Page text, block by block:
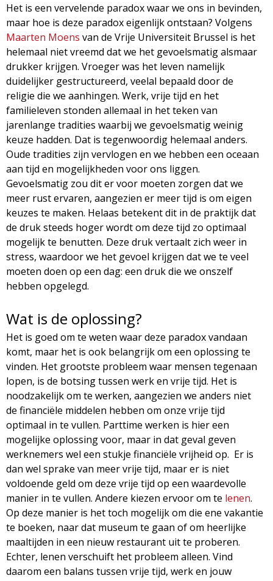
Het is een vervelende paradox waar we ons in bevinden,
maar hoe is deze paradox eigenlijk ontstaan? Volgens
Maarten Moens van de Vrije Universiteit Brussel is het
helemaal niet vreemd dat we het gevoelsmatig alsmaar
drukker krijgen. Vroeger was het leven namelijk
duidelijker gestructureerd, veelal bepaald door de
religie die we aanhingen. Werk, vrije tijd en het
familieleven stonden allemaal in het teken van
jarenlange tradities waarbij we gevoelsmatig weinig
keuze hadden. Dat is tegenwoordig helemaal anders.
Oude tradities zijn vervlogen en we hebben een oceaan
aan tijd en mogelijkheden voor ons liggen.
Gevoelsmatig zou dit er voor moeten zorgen dat we
meer rust ervaren, aangezien er meer tijd is om eigen
keuzes te maken. Helaas betekent dit in de praktijk dat
de druk steeds hoger wordt om deze tijd zo optimaal
mogelijk te benutten. Deze druk vertaalt zich weer in
stress, waardoor we het gevoel krijgen dat we te veel
moeten doen op een dag: een druk die we onszelf
hebben opgelegd.
Wat is de oplossing?
Het is goed om te weten waar deze paradox vandaan
komt, maar het is ook belangrijk om een oplossing te
vinden. Het grootste probleem waar mensen tegenaan
lopen, is de botsing tussen werk en vrije tijd. Het is
noodzakelijk om te werken, aangezien we anders niet
de financiële middelen hebben om onze vrije tijd
optimaal in te vullen. Parttime werken is hier een
mogelijke oplossing voor, maar in dat geval geven
werknemers wel een stukje financiële vrijheid op. Er is
dan wel sprake van meer vrije tijd, maar er is niet
voldoende geld om deze vrije tijd op een waardevolle
manier in te vullen. Andere kiezen ervoor om te lenen.
Op deze manier is het toch mogelijk om die ene vakantie
te boeken, naar dat museum te gaan of om heerlijke
maaltijden in een nieuw restaurant uit te proberen.
Echter, lenen verschuift het probleem alleen. Vind
daarom een balans tussen vrije tijd, werk en jouw